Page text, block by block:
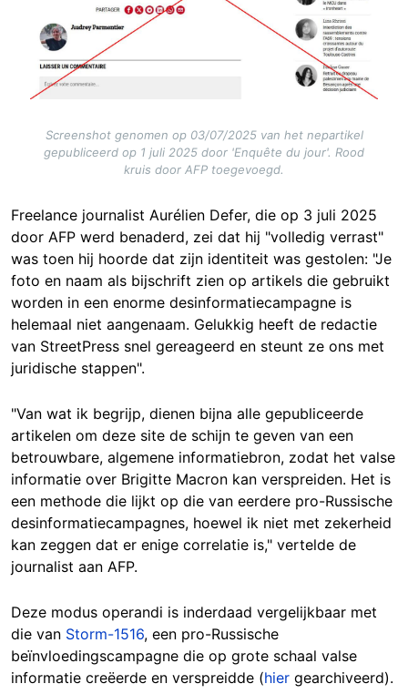
Screenshot genomen op 03/07/2025 van het nepartikel
gepubliceerd op 1 juli 2025 door 'Enquête du jour'. Rood
kruis door AFP toegevoegd.
Freelance journalist Aurélien Defer, die op 3 juli 2025
door AFP werd benaderd, zei dat hij "volledig verrast"
was toen hij hoorde dat zijn identiteit was gestolen: "Je
foto en naam als bijschrift zien op artikels die gebruikt
worden in een enorme desinformatiecampagne is
helemaal niet aangenaam. Gelukkig heeft de redactie
van StreetPress snel gereageerd en steunt ze ons met
juridische stappen".
"Van wat ik begrijp, dienen bijna alle gepubliceerde
artikelen om deze site de schijn te geven van een
betrouwbare, algemene informatiebron, zodat het valse
informatie over Brigitte Macron kan verspreiden. Het is
een methode die lijkt op die van eerdere pro-Russische
desinformatiecampagnes, hoewel ik niet met zekerheid
kan zeggen dat er enige correlatie is," vertelde de
journalist aan AFP.
Deze modus operandi is inderdaad vergelijkbaar met
die van Storm-1516, een pro-Russische
beïnvloedingscampagne die op grote schaal valse
informatie creëerde en verspreidde (hier gearchiveerd).